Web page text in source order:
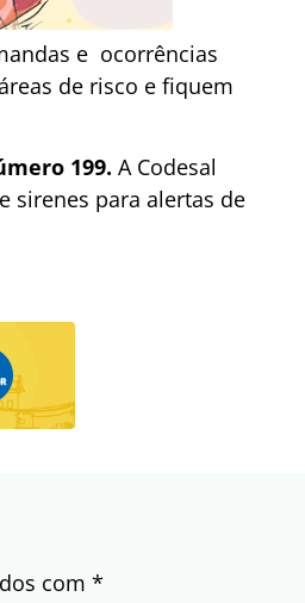
e ocorrências
de risco e fiquem
199. A Codesal
sirenes para alertas de
com *